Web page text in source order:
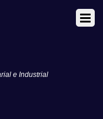
e Industrial